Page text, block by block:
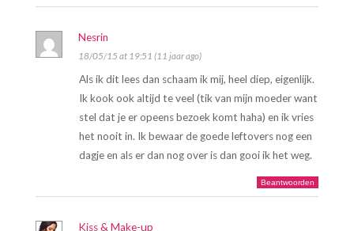
Nesrin
18/05/15 at 19:51 (11 jaar ago)
Als ik dit lees dan schaam ik mij, heel diep, eigenlijk.
Ik kook ook altijd te veel (tik van mijn moeder want
stel dat je er opeens bezoek komt haha) en ik vries
het nooit in. Ik bewaar de goede leftovers nog een
dagje en als er dan nog over is dan gooi ik het weg.
Beantwoorden
Kiss & Make-up